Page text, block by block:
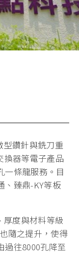
型鑽針與銑刀重
換器等電子產品
一條龍服務。目
、臻鼎-KY等板
厚度與材料等級
隨之提升，使得
過往8000孔降至